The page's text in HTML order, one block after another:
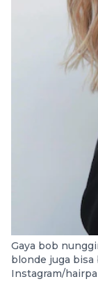
Gaya bob
blonde juga
Instagram/